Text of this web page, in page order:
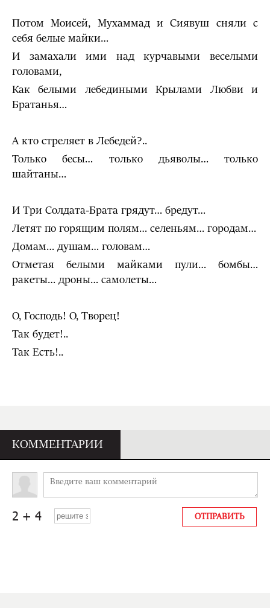
Потом Моисей, Мухаммад и Сиявуш сняли с
себя белые майки…
И замахали ими над курчавыми веселыми
головами,
Как белыми лебедиными Крылами Любви и
Братанья…
А кто стреляет в Лебедей?..
Только бесы… только дьяволы… только
шайтаны…
И Три Солдата-Брата грядут… бредут…
Летят по горящим полям… селеньям… городам…
Домам… душам… головам…
Отметая белыми майками пули… бомбы…
ракеты… дроны… самолеты…
О, Господь! О, Творец!
Так будет!..
Так Есть!..
КОММЕНТАРИИ